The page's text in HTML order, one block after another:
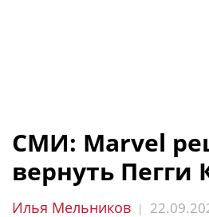
СМИ: Marvel
вернуть Пегги
Илья Мельников |